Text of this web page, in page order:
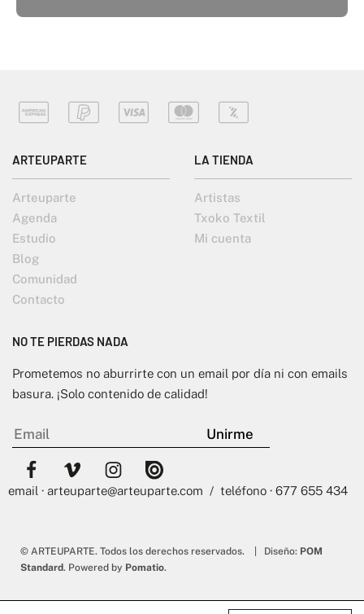
ARTEUPARTE
Arteuparte
Agenda
Estudio
Blog
Comunidad
Contacto
LA TIENDA
Artistas
Txoko Textil
Mi cuenta
NO TE PIERDAS NADA
Prometemos no aburrirte con un email por día ni con emails
basura. ¡Solo contenido de calidad!
email · arteuparte@arteuparte.com / teléfono · 677 655 434
© ARTEUPARTE. Todos los derechos reservados. | Diseño: POM
Standard. Powered by Pomatio.